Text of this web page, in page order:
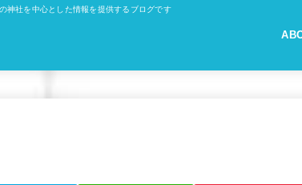
神社を中心とした情報を提供するブログです